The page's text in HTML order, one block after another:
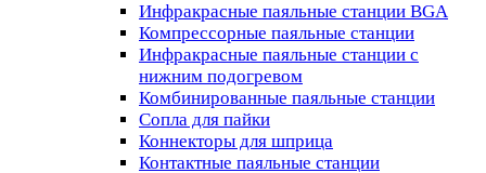
Инфракрасные паяльные станции BGA
Компрессорные паяльные станции
Инфракрасные паяльные станции с
нижним подогревом
Комбинированные паяльные станции
Сопла для пайки
Коннекторы для шприца
Контактные паяльные станции